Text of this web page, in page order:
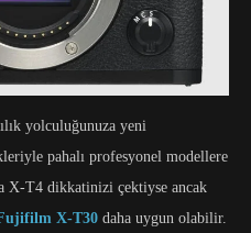
yolculuğunuza yeni
pahalı profesyonel modellere
X-T4 dikkatinizi çektiyse ancak
X-T30 daha uygun olabilir.